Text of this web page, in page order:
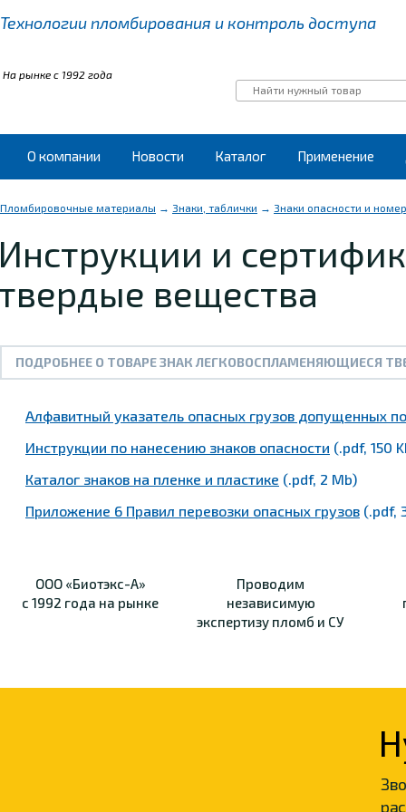
Технологии пломбирования и контроль доступа
На рынке с 1992 года
О компании Новости Каталог Применение
Пломбировочные материалы → Знаки, таблички → Знаки опасности и
и
вещества
ПОДРОБНЕЕ О ТОВАРЕ ЗНАК ЛЕГКОВОСПЛАМЕНЯЮЩИЕСЯ
Алфавитный указатель опасных грузов допущенных
Инструкции по нанесению знаков опасности (.pdf, 150
Каталог знаков на пленке и пластике (.pdf, 2 Mb)
Приложение 6 Правил перевозки опасных грузов (.pdf,
ООО «Биотэкс-А»
с 1992 года на рынке
Проводим
независимую
экспертизу пломб и СУ